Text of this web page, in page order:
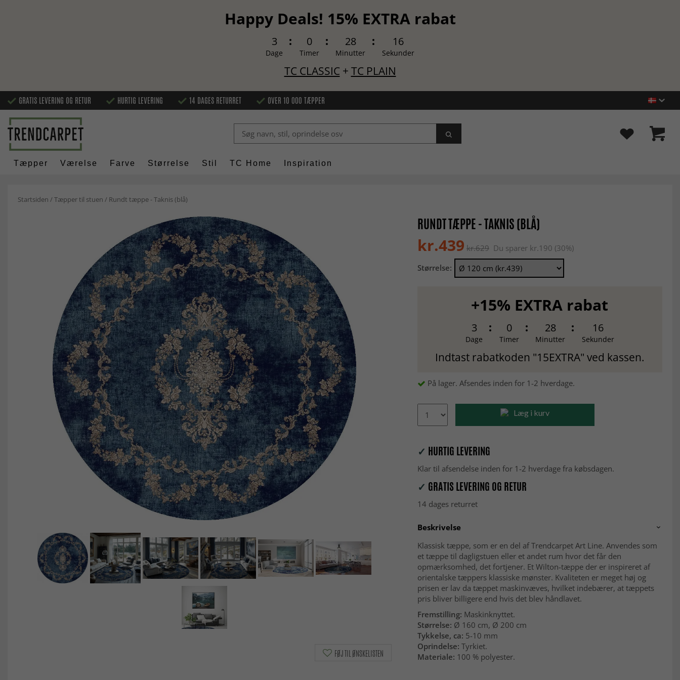
Happy Deals! 15% EXTRA rabat
3
Dage
0
Timer
28
Minutter
15
Sekunder
TC CLASSIC+ TC PLAIN
GRATIS LEVERING OG RETUR HURTIG LEVERING 14 DAGES RETURRET OVER 10 000 TÆPPER
Tæpper Værelse Farve Størrelse Stil TC Home Inspiration
Startsiden /Tæpper til stuen / Rundt tæppe - Taknis (blå)
RUNDT TÆPPE - TAKNIS (BLÅ)
kr.439 kr.629Du sparer kr.190 (30%)
Størrelse:
+15% EXTRA rabat
3
Dage
0
Timer
28
Minutter
15
Sekunder
Indtast rabatkoden "15EXTRA" ved kassen.
På lager. Afsendes inden for 1-2 hverdage.
Læg i kurv
✓ HURTIG LEVERING
Klar til afsendelse inden for 1-2 hverdage fra købsdagen.
✓ GRATIS LEVERING OG RETUR
14 dages returret
Beskrivelse
Klassisk tæppe, som er en del af Trendcarpet Art Line. Anvendes som
et tæppe til dagligstuen eller et andet rum hvor det får den
opmærksomhed, det fortjener. Et Wilton-tæppe der er inspireret af
orientalske tæppers klassiske mønster. Kvaliteten er meget høj og
prisen er lav da tæppet maskinvæves, hvilket indebærer, at tæppets
pris bliver billigere end hvis det blev håndlavet.
Fremstilling: Maskinknyttet.
Størrelse: Ø 160 cm, Ø 200 cm
Tykkelse, ca: 5-10 mm
Oprindelse: Tyrkiet.
Materiale: 100 % polyester.
FØJ TIL ØNSKELISTEN